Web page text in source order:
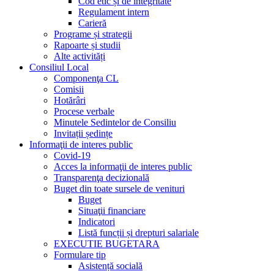
Regulament intern
Carieră
Programe și strategii
Rapoarte și studii
Alte activități
Consiliul Local
Componenţa CL
Comisii
Hotărâri
Procese verbale
Minutele Sedintelor de Consiliu
Invitații ședințe
Informaţii de interes public
Covid-19
Acces la informaţii de interes public
Transparenţa decizională
Buget din toate sursele de venituri
Buget
Situaţii financiare
Indicatori
Listă funcții și drepturi salariale
EXECUTIE BUGETARA
Formulare tip
Asistență socială